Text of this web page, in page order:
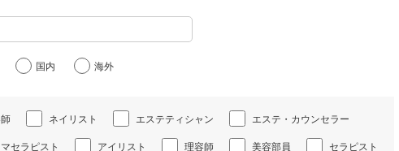
国内 海外
ネイリスト エステティシャン エステ・カウンセラー
セラピスト アイリスト 理容師 美容部員 セラピスト